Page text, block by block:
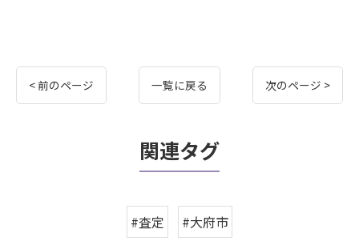
< 前のページ 一覧に戻る 次のページ >
関連タグ
#査定 #大府市